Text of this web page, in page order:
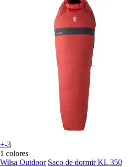
+-3
1 colores
Wilsa Outdoor Saco de dormir KL 350